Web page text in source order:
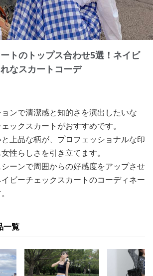
トのトップス合わせ5選！ネイビ
なスカートコーデ
ンで清潔感と知的さを演出したいな
ックスカートがおすすめです。
上品な柄が、プロフェッショナルな印
性らしさを引き立てます。
ーンで周囲からの好感度をアップさせ
ビーチェックスカートのコーディネー
一覧